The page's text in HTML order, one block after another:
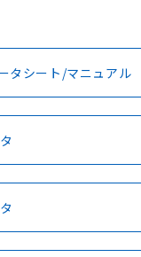
ご利用いただく前に
件
項・凡例
Hg Cd
DNV型式承認
（ノルウェー
BV型
（フ
No No
この製品の規格認証/
はこちらのページか
タシート/マニュアル